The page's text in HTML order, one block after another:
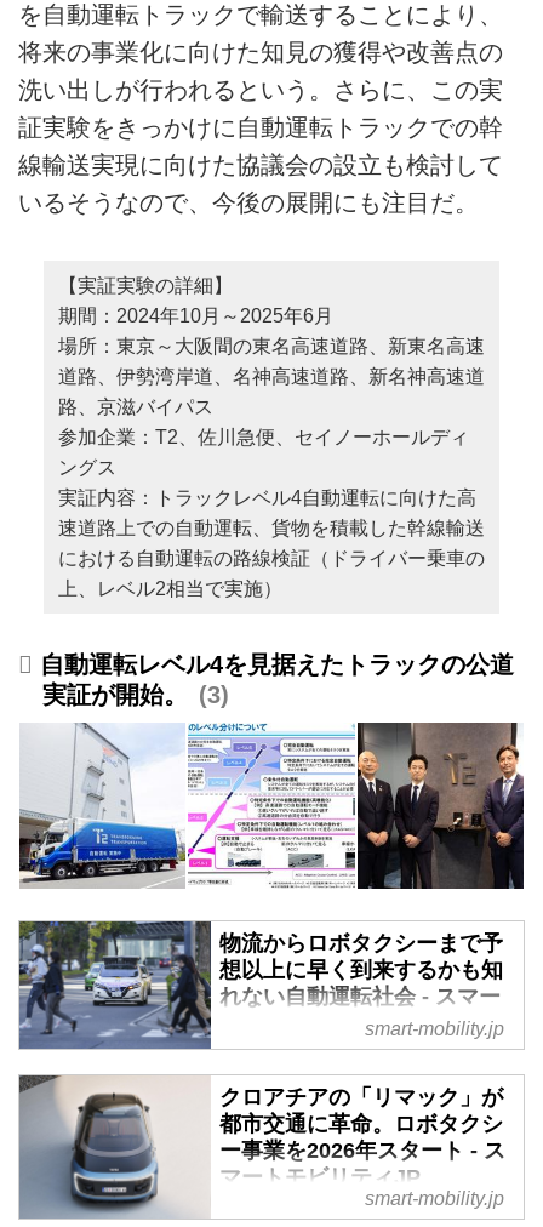
を自動運転トラックで輸送することにより、
将来の事業化に向けた知見の獲得や改善点の
洗い出しが行われるという。さらに、この実
証実験をきっかけに自動運転トラックでの幹
線輸送実現に向けた協議会の設立も検討して
いるそうなので、今後の展開にも注目だ。
【実証実験の詳細】
期間：2024年10月～2025年6月
場所：東京～大阪間の東名高速道路、新東名高速
道路、伊勢湾岸道、名神高速道路、新名神高速道
路、京滋バイパス
参加企業：T2、佐川急便、セイノーホールディ
ングス
実証内容：トラックレベル4自動運転に向けた高
速道路上での自動運転、貨物を積載した幹線輸送
における自動運転の路線検証（ドライバー乗車の
上、レベル2相当で実施）
自動運転レベル4を見据えたトラックの公道
実証が開始。
3
物流からロボタクシーまで予
想以上に早く到来するかも知
れない自動運転社会 - スマー
トモビリティJP
けれど、いまひとつ実感がわかな
いという声をよく聞く。各地で自
動運転バスの実証実験が行われて
いるが、それに乗ったことがある
人はまだ限定的だ。とはいえ、自
smart-mobility.jp
クロアチアの「リマック」が
都市交通に革命。ロボタクシ
ー事業を2026年スタート - ス
マートモビリティJP
2024年6月26日（現地時間）、ブ
smart-mobility.jp